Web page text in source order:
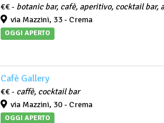
€€ - botanic bar, cafè, aperitivo, cocktail bar,
via Mazzini, 33 - Crema
OGGI APERTO
Cafè Gallery
€€ - caffè, cocktail bar
via Mazzini, 30 - Crema
OGGI APERTO